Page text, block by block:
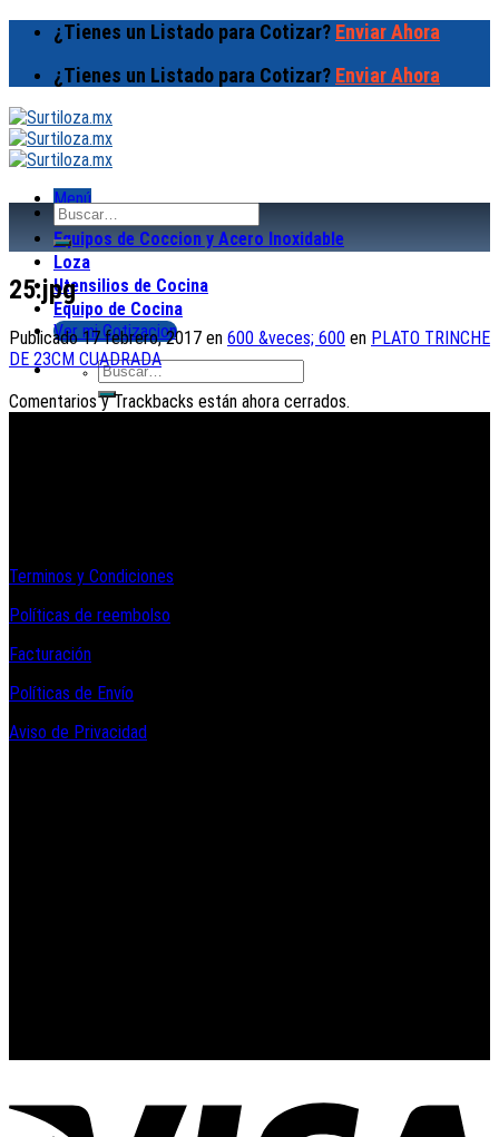
Skip
content
¿Tienes un Listado para Cotizar? Enviar Ahora
¿Tienes un Listado para Cotizar? Enviar Ahora
Menú
Equipos de Coccion y Acero Inoxidable
Loza
Utensilios de Cocina
Equipo de Cocina
Ver mi Cotizacion
Buscar
por:
Buscar
por:
25.jpg
Publicado17 febrero, 2017 en 600 &veces; 600 en PLATO TRINCHE
DE 23CM CUADRADA
Comentarios y Trackbacks están ahora cerrados.
Terminos y Condiciones
Políticas de reembolso
Facturación
Políticas de Envío
Aviso de Privacidad